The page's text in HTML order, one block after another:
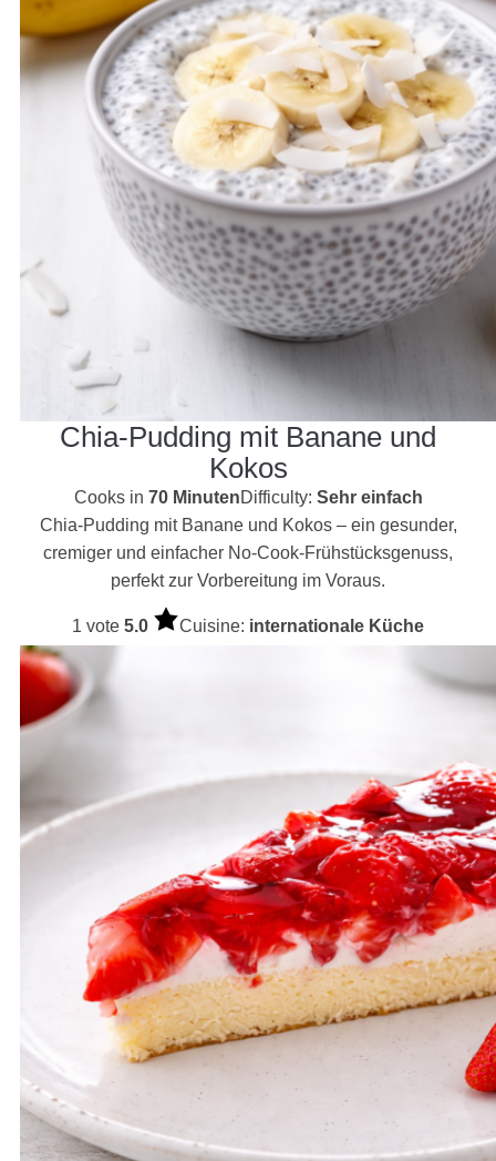
Chia-Pudding mit Banane und
Kokos
Cooks in 70 MinutenDifficulty: Sehr einfach
Chia-Pudding mit Banane und Kokos – ein gesunder,
cremiger und einfacher No-Cook-Frühstücksgenuss,
perfekt zur Vorbereitung im Voraus.
1 vote 5.0 Cuisine: internationale Küche